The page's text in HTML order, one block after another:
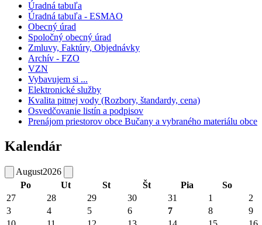
Úradná tabuľa
Úradná tabuľa - ESMAO
Obecný úrad
Spoločný obecný úrad
Zmluvy, Faktúry, Objednávky
Archív - FZO
VZN
Vybavujem si ...
Elektronické služby
Kvalita pitnej vody (Rozbory, štandardy, cena)
Osvedčovanie listín a podpisov
Prenájom priestorov obce Bučany a vybraného materiálu obce
Kalendár
August2026
Po
Ut St Št Pia
So
27
28 29 30 31 1
2
3
4 5 6 7 8
9